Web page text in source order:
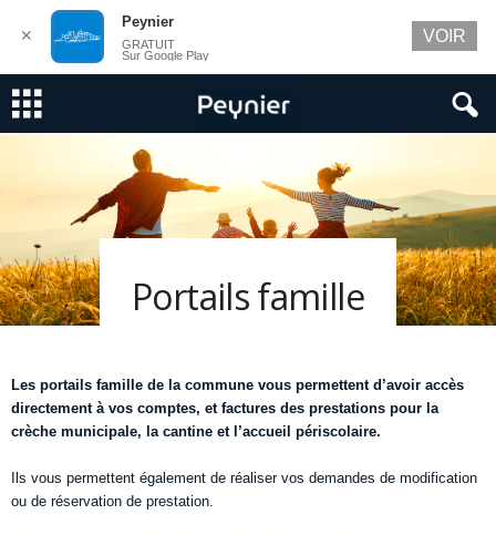
Portails famille
Les portails famille de la commune vous permettent d’avoir accès
directement à vos comptes, et factures des prestations pour la
crèche municipale, la cantine et l’accueil périscolaire.
Ils vous permettent également de réaliser vos demandes de modification
ou de réservation de prestation.
✕
Peynier
GRATUIT
Sur Google Play
VOIR